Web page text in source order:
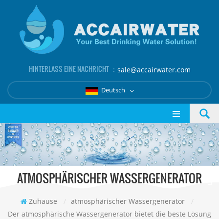
HINTERLASS EINE NACHRICHT ： sale@accairwater.com
Deutsch
ATMOSPHÄRISCHER WASSERGENERATOR
Zuhause / atmosphärischer Wassergenerator
/
Der atmosphärische Wassergenerator bietet die beste Lösung